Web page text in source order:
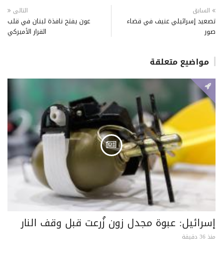
السابق
تصعيد إسرائيلي عنيف في قضاء
صور
التالى
عون يفتح نافذة لبنان في قلب
القرار الأميركي
مواضيع متعلقة
إسرائيل: عبوة مجدل زون زُرعت قبل وقف النار
منذ 36 دقيقة